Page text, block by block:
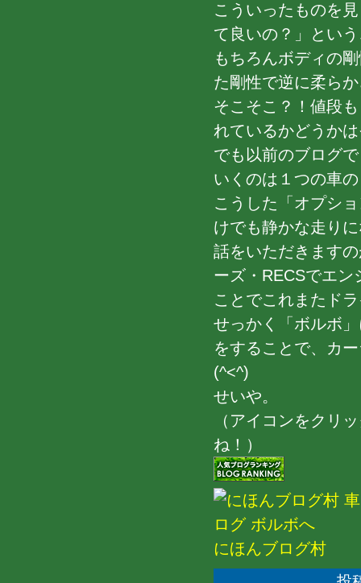
こういったものを
て良いの？」とい
もちろんボディの
た剛性で逆に柔ら
そこそこ？！値段
れているかどうか
でも以前のブログ
いくのは１つの車
こうした「オプシ
けでも静かな走り
話をいただきます
ーズ・RECSでエ
ことでこれまたド
せっかく「ボルボ
をすることで、カ
(^<^)
せいや。
（アイコンをクリ
ね！）
にほんブログ村